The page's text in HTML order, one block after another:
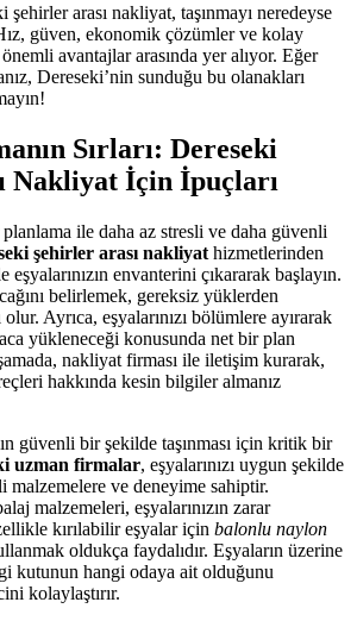
arası nakliyat, taşınmayı neredeyse
güven, ekonomik çözümler ve kolay
avantajlar arasında yer alıyor. Eğer
Dereseki’nin sunduğu bu olanakları
Sırları: Dereseki
Nakliyat İçin İpuçları
ile daha az stresli ve daha güvenli
şehirler arası nakliyat hizmetlerinden
envanterini çıkararak başlayın.
belirlemek, gereksiz yüklerden
Ayrıca, eşyalarınızı bölümlere ayırarak
yükleneceği konusunda net bir plan
nakliyat firması ile iletişim kurarak,
hakkında kesin bilgiler almanız
güvenli bir şekilde taşınması için kritik bir
uzman firmalar, eşyalarınızı uygun şekilde
malzemelere ve deneyime sahiptir.
malzemeleri, eşyalarınızın zarar
kırılabilir eşyalar için balonlu naylon
oldukça faydalıdır. Eşyaların üzerine
kutunun hangi odaya ait olduğunu
kolaylaştırır.